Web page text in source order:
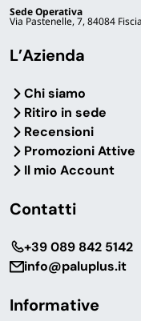
Sede Operativa
Via Pastenelle, 7, 84084
L’Azienda
Chi siamo
Ritiro in sede
Recensioni
Promozioni Attive
Il mio Account
Contatti
‎+39 089 842 5142
info@paluplus.it
Informative